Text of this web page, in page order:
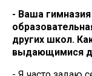
- Ваша гимназия
других школ.
выдающимися